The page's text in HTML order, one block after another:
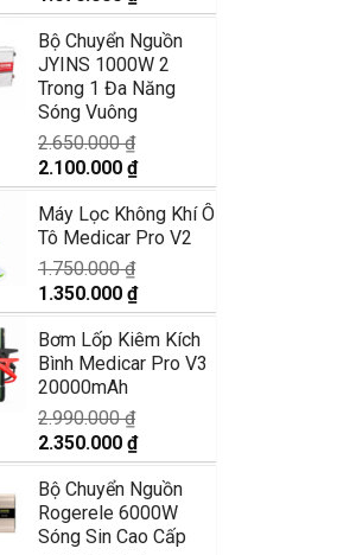
gốc
là:
1.950.000 ₫.
hiện
tại
là:
1.670.000 ₫.
Bộ Chuyển Nguồn
JYINS 1000W 2
Trong 1 Đa Năng
Sóng Vuông
2.650.000₫
Giá
gốc
là:
2.650.000 ₫.
2.100.000 ₫Giá
hiện
tại
là:
Máy Lọc Không Khí Ô
Tô Medicar Pro V2
1.750.000₫
Giá
gốc
là:
1.750.000 ₫.
1.350.000 ₫Giá
hiện
tại
là:
Bơm Lốp Kiêm Kích
Bình Medicar Pro V3
20000mAh
2.990.000₫
Giá
gốc
là:
2.990.000 ₫.
2.350.000 ₫Giá
hiện
tại
là:
2.350.000 ₫.
Bộ Chuyển Nguồn
Rogerele 6000W
Sóng Sin Cao Cấp